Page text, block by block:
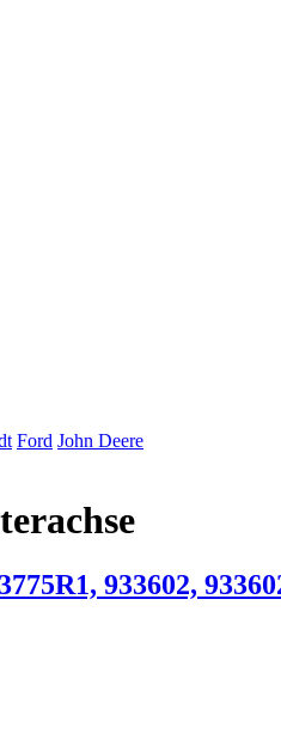
Ford John Deere
933602,